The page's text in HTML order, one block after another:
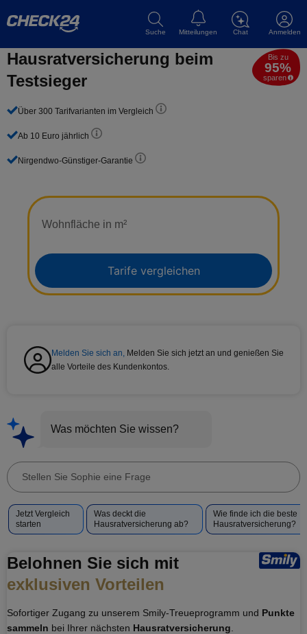
Suche Mitteilungen Chat Anmelden
Hausrat­versicherung beim
Testsieger
Bis zu
95%
sparen
Wohnfläche in m²
Tarife vergleichen
Über 300 Tarifvarianten im Vergleich
Ab 10 Euro jährlich
Nirgendwo-Günstiger-Garantie
Melden Sie sich an, Melden Sie sich jetzt an und genießen Sie
alle Vorteile des Kundenkontos.
Was möchten Sie wissen?
Stellen
Sophie
eine
Vorgeschlagene
Fragen
Sophie
Jetzt Vergleich
starten
Was deckt die
Hausratversicherung ab?
Wie finde ich die beste
Hausratversicherung?
Belohnen Sie sich mit
exklusiven Vorteilen
Sofortiger Zugang zu unserem Smily-Treueprogramm und Punkte
sammeln bei Ihrer nächsten Hausratversicherung